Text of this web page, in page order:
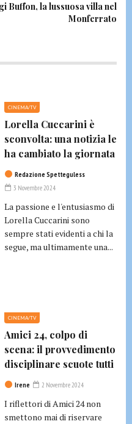
Buffon, la lussuosa villa nel
Monferrato
CINEMA/TV
Lorella Cuccarini è
sconvolta: una notizia le
ha cambiato la giornata
Redazione Spetteguless
3 Novembre 2024
La passione e l'entusiasmo di
Lorella Cuccarini sono
sempre stati evidenti a chi la
segue, ma ultimamente una...
CINEMA/TV
Amici 24, colpo di
scena: il provvedimento
disciplinare scuote tutti
Irene 2 Novembre 2024
I riflettori di Amici 24 non
smettono mai di riservare